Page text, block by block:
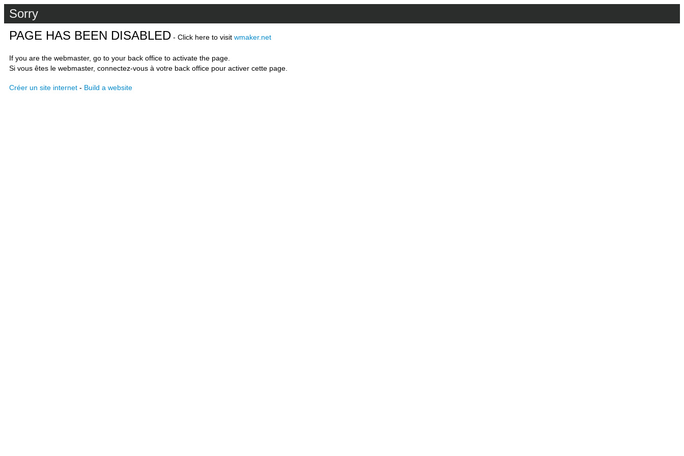
Sorry
PAGE HAS BEEN DISABLED - Click here to visit wmaker.net
If you are the webmaster, go to your back office to activate the page.
Si vous êtes le webmaster, connectez-vous à votre back office pour activer cette page.
Créer un site internet - Build a website